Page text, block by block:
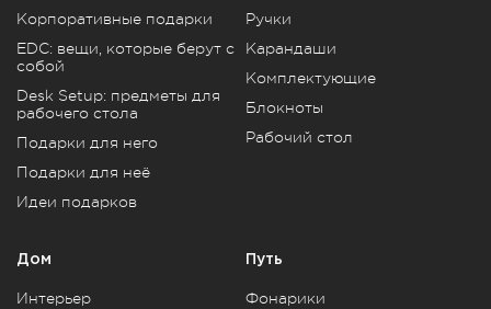
Корпоративные подарки
EDC: вещи, которые берут с
собой
Desk Setup: предметы для
рабочего стола
Подарки для него
Подарки для неё
Идеи подарков
Ручки
Карандаши
Комплектующие
Блокноты
Рабочий стол
Дом
Интерьер
Путь
Фонарики